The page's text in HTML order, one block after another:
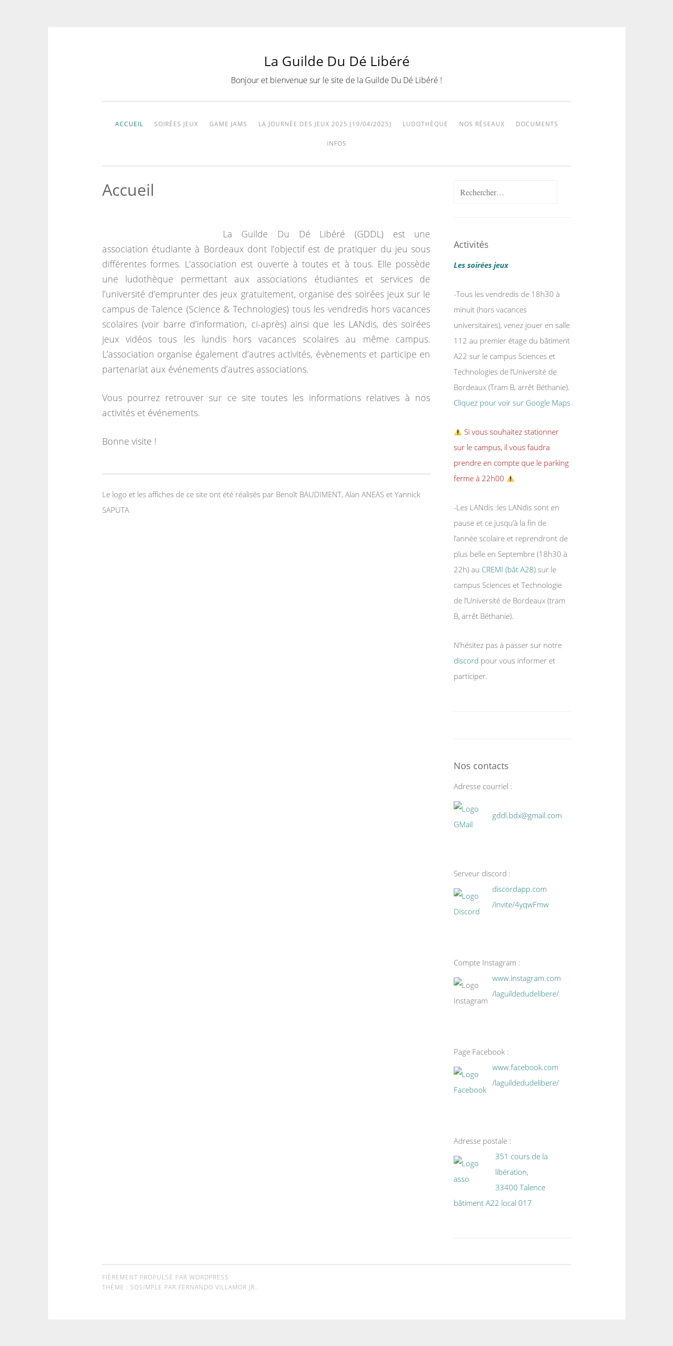
La Guilde Du Dé Libéré
Bonjour et bienvenue sur le site de la Guilde Du Dé Libéré !
ACCUEIL SOIRÉES JEUX GAME JAMS LA JOURNÉE DES JEUX 2025 (19/04/2025) LUDOTHÈQUE NOS RÉSEAUX DOCUMENTS
INFOS
Accueil
La Guilde Du Dé Libéré (GDDL) est une
association étudiante à Bordeaux dont l’objectif est de pratiquer du jeu sous
différentes formes. L’association est ouverte à toutes et à tous. Elle possède
une ludothèque permettant aux associations étudiantes et services de
l’université d’emprunter des jeux gratuitement, organise des soirées jeux sur le
campus de Talence (Science & Technologies) tous les vendredis hors vacances
scolaires (voir barre d’information, ci-après) ainsi que les LANdis, des soirées
jeux vidéos tous les lundis hors vacances scolaires au même campus.
L’association organise également d’autres activités, évènements et participe en
partenariat aux événements d’autres associations.
Vous pourrez retrouver sur ce site toutes les informations relatives à nos
activités et événements.
Bonne visite !
Le logo et les affiches de ce site ont été réalisés par Benoît BAUDIMENT, Alan ANEAS et Yannick
SAPUTA
Rechercher :
Activités
Les soirées jeux
-Tous les vendredis de 18h30 à
minuit (hors vacances
universitaires), venez jouer en salle
112 au premier étage du bâtiment
A22 sur le campus Sciences et
Technologies de l’Université de
Bordeaux (Tram B, arrêt Béthanie).
Cliquez pour voir sur Google Maps
Si vous souhaitez stationner
sur le campus, il vous faudra
prendre en compte que le parking
ferme à 22h00
-Les LANdis :les LANdis sont en
pause et ce jusqu’à la fin de
l’année scolaire et reprendront de
plus belle en Septembre (18h30 à
22h) au CREMI (bât A28) sur le
campus Sciences et Technologie
de l’Université de Bordeaux (tram
B, arrêt Béthanie).
N’hésitez pas à passer sur notre
discord pour vous informer et
participer.
Nos contacts
Adresse courriel :
gddl.bdx@gmail.com
Serveur discord :
discordapp.com
/invite/4yqwFmw
Compte Instagram :
www.instagram.com
/laguildedudelibere/
Page Facebook :
www.facebook.com
/laguildedudelibere/
Adresse postale :
351 cours de la
libération,
33400 Talence
bâtiment A22 local 017
FIÈREMENT PROPULSÉ PAR WORDPRESS
THÈME : SOSIMPLE PAR FERNANDO VILLAMOR JR..